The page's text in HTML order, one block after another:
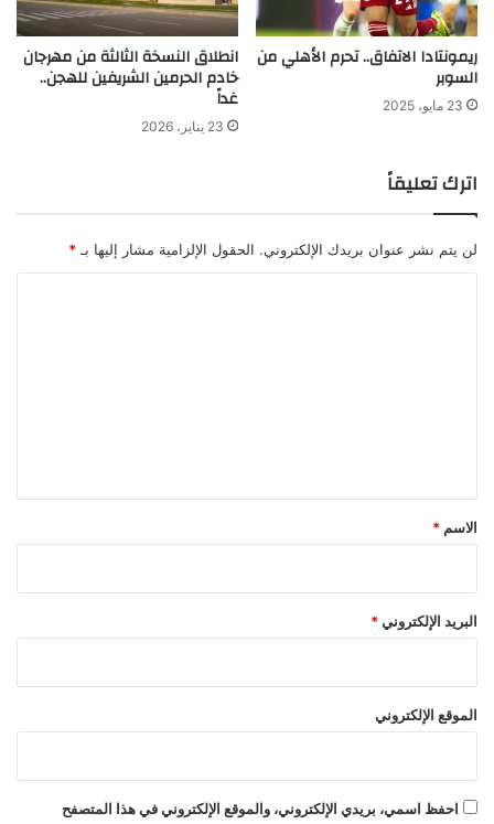
ريمونتادا الاتفاق.. تحرم الأهلي من
السوبر
23 مايو، 2025
انطلاق النسخة الثالثة من مهرجان
خادم الحرمين الشريفين للهجن..
غداً
23 يناير، 2026
اترك تعليقاً
لن يتم نشر عنوان بريدك الإلكتروني. الحقول الإلزامية مشار إليها بـ *
*
الاسم *
البريد الإلكتروني *
الموقع الإلكتروني
احفظ اسمي، بريدي الإلكتروني، والموقع الإلكتروني في هذا المتصفح